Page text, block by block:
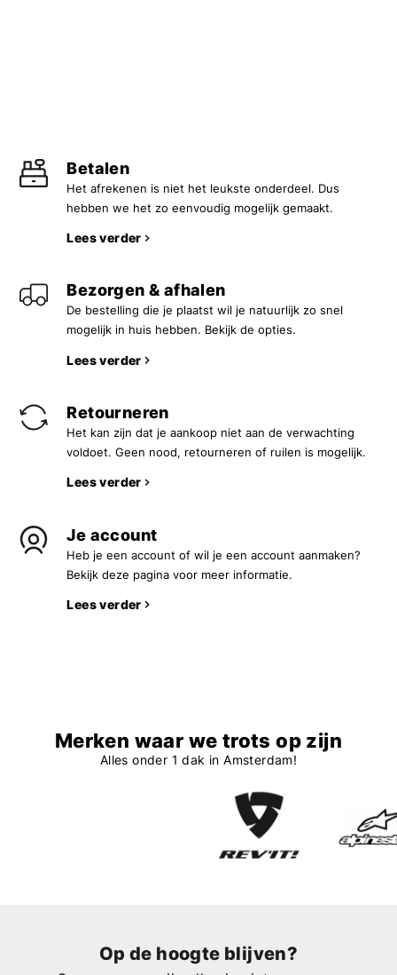
Betalen
Het afrekenen is niet het leukste onderdeel. Dus
hebben we het zo eenvoudig mogelijk gemaakt.
Lees verder
Bezorgen & afhalen
De bestelling die je plaatst wil je natuurlijk zo snel
mogelijk in huis hebben. Bekijk de opties.
Lees verder
Retourneren
Het kan zijn dat je aankoop niet aan de verwachting
voldoet. Geen nood, retourneren of ruilen is mogelijk.
Lees verder
Je account
Heb je een account of wil je een account aanmaken?
Bekijk deze pagina voor meer informatie.
Lees verder
Merken waar we trots op zijn
Alles onder 1 dak in Amsterdam!
Op de hoogte blijven?